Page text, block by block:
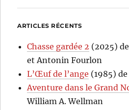
ARTICLES RÉCENTS
Chasse gardée 2 (2025)
et Antonin Fourlon
L’Œuf de l’ange (1985)
Aventure dans le Grand
William A. Wellman